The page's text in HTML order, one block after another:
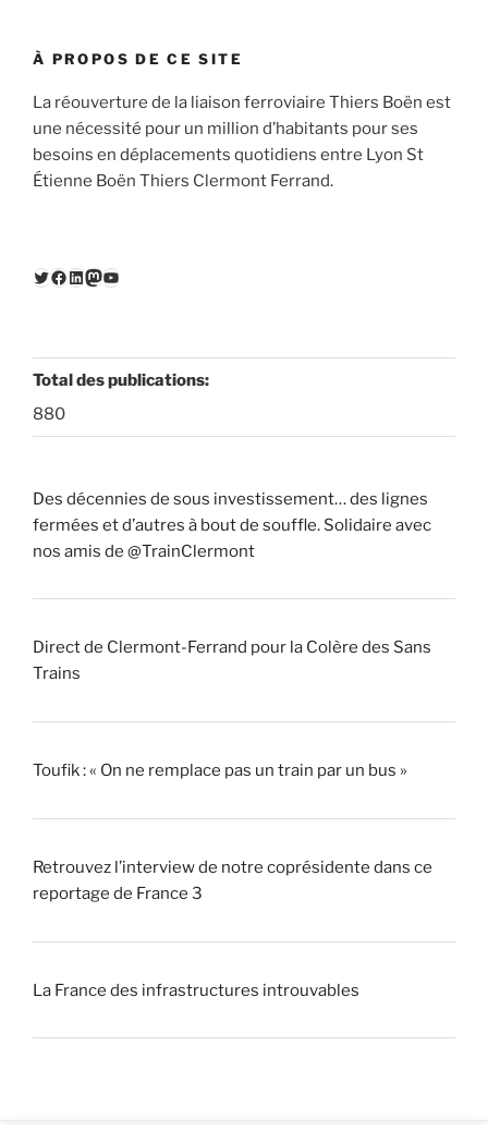
À PROPOS DE CE SITE
La réouverture de la liaison ferroviaire Thiers Boën est
une nécessité pour un million d’habitants pour ses
besoins en déplacements quotidiens entre Lyon St
Étienne Boën Thiers Clermont Ferrand.
Twitter
Facebook
LinkedIn
Mastodon
YouTube
Total des publications:
880
Des décennies de sous investissement… des lignes
fermées et d’autres à bout de souffle. Solidaire avec
nos amis de @TrainClermont
Direct de Clermont-Ferrand pour la Colère des Sans
Trains
Toufik : « On ne remplace pas un train par un bus »
Retrouvez l’interview de notre coprésidente dans ce
reportage de France 3
La France des infrastructures introuvables